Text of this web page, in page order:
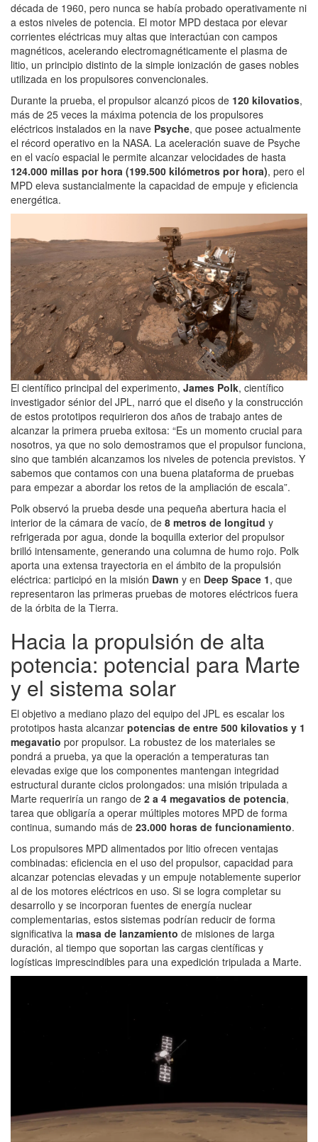
década de 1960, pero nunca se había probado operativamente ni
a estos niveles de potencia. El motor MPD destaca por elevar
corrientes eléctricas muy altas que interactúan con campos
magnéticos, acelerando electromagnéticamente el plasma de
litio, un principio distinto de la simple ionización de gases nobles
utilizada en los propulsores convencionales.
Durante la prueba, el propulsor alcanzó picos de 120 kilovatios,
más de 25 veces la máxima potencia de los propulsores
eléctricos instalados en la nave Psyche, que posee actualmente
el récord operativo en la NASA. La aceleración suave de Psyche
en el vacío espacial le permite alcanzar velocidades de hasta
124.000 millas por hora (199.500 kilómetros por hora), pero el
MPD eleva sustancialmente la capacidad de empuje y eficiencia
energética.
El científico principal del experimento, James Polk, científico
investigador sénior del JPL, narró que el diseño y la construcción
de estos prototipos requirieron dos años de trabajo antes de
alcanzar la primera prueba exitosa: “Es un momento crucial para
nosotros, ya que no solo demostramos que el propulsor funciona,
sino que también alcanzamos los niveles de potencia previstos. Y
sabemos que contamos con una buena plataforma de pruebas
para empezar a abordar los retos de la ampliación de escala”.
Polk observó la prueba desde una pequeña abertura hacia el
interior de la cámara de vacío, de 8 metros de longitud y
refrigerada por agua, donde la boquilla exterior del propulsor
brilló intensamente, generando una columna de humo rojo. Polk
aporta una extensa trayectoria en el ámbito de la propulsión
eléctrica: participó en la misión Dawn y en Deep Space 1, que
representaron las primeras pruebas de motores eléctricos fuera
de la órbita de la Tierra.
Hacia la propulsión de alta
potencia: potencial para Marte
y el sistema solar
El objetivo a mediano plazo del equipo del JPL es escalar los
prototipos hasta alcanzar potencias de entre 500 kilovatios y 1
megavatio por propulsor. La robustez de los materiales se
pondrá a prueba, ya que la operación a temperaturas tan
elevadas exige que los componentes mantengan integridad
estructural durante ciclos prolongados: una misión tripulada a
Marte requeriría un rango de 2 a 4 megavatios de potencia,
tarea que obligaría a operar múltiples motores MPD de forma
continua, sumando más de 23.000 horas de funcionamiento.
Los propulsores MPD alimentados por litio ofrecen ventajas
combinadas: eficiencia en el uso del propulsor, capacidad para
alcanzar potencias elevadas y un empuje notablemente superior
al de los motores eléctricos en uso. Si se logra completar su
desarrollo y se incorporan fuentes de energía nuclear
complementarias, estos sistemas podrían reducir de forma
significativa la masa de lanzamiento de misiones de larga
duración, al tiempo que soportan las cargas científicas y
logísticas imprescindibles para una expedición tripulada a Marte.